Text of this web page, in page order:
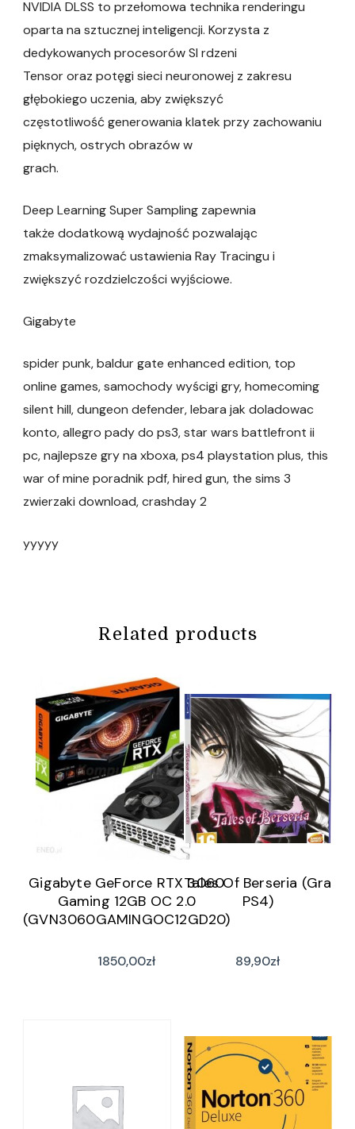
NVIDIA DLSS to przełomowa technika renderingu
oparta na sztucznej inteligencji. Korzysta z
dedykowanych procesorów SI rdzeni
Tensor oraz potęgi sieci neuronowej z zakresu
głębokiego uczenia, aby zwiększyć
częstotliwość generowania klatek przy zachowaniu
pięknych, ostrych obrazów w
grach.
Deep Learning Super Sampling zapewnia
także dodatkową wydajność pozwalając
zmaksymalizować ustawienia Ray Tracingu i
zwiększyć rozdzielczości wyjściowe.
Gigabyte
spider punk, baldur gate enhanced edition, top
online games, samochody wyścigi gry, homecoming
silent hill, dungeon defender, lebara jak doladowac
konto, allegro pady do ps3, star wars battlefront ii
pc, najlepsze gry na xboxa, ps4 playstation plus, this
war of mine poradnik pdf, hired gun, the sims 3
zwierzaki download, crashday 2
yyyyy
Related products
Gigabyte GeForce RTX 3060
Gaming 12GB OC 2.0
(GVN3060GAMINGOC12GD20)
1850,00zł
Tales Of Berseria (Gra
PS4)
89,90zł